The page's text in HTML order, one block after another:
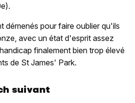
démenés pour faire oublier qu'ils
avec un état d'esprit assez
finalement bien trop élevé
de St James' Park.
suivant